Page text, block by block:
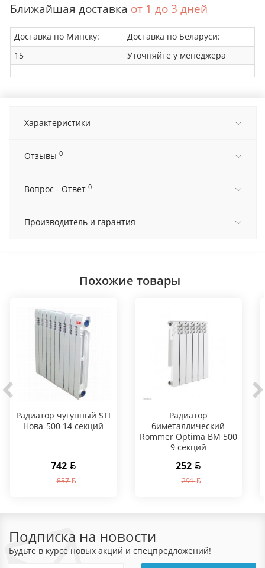
Ближайшая доставка от 1 до 3 дней
Доставка по Минску:
Доставка по Беларуси:
15
Уточняйте у менеджера
Характеристики
Отзывы 0
Вопрос - Ответ 0
Производитель и гарантия
Похожие товары
Радиатор чугунный STI
Нова-500 14 секций
742
857
Радиатор
биметаллический
Rommer Optima BM 500
9 секций
252
291
Подписка на новости
Будьте в курсе новых акций и спецпредложений!